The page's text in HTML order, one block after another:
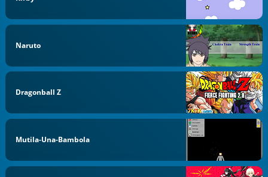
Naruto
Dragonball Z
Mutila-Una-Bambola